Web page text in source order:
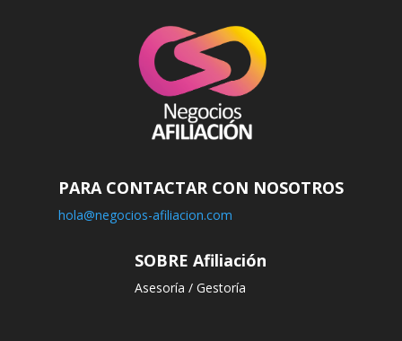
PARA CONTACTAR CON NOSOTROS
hola@negocios-afiliacion.com
SOBRE Afiliación
Asesoría / Gestoría